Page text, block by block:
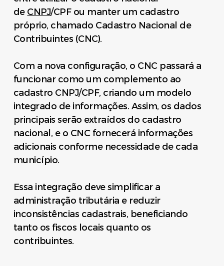
de CNPJ/CPF ou manter um cadastro
próprio, chamado Cadastro Nacional de
Contribuintes (CNC).
Com a nova configuração, o CNC passará a
funcionar como um complemento ao
cadastro CNPJ/CPF, criando um modelo
integrado de informações. Assim, os dados
principais serão extraídos do cadastro
nacional, e o CNC fornecerá informações
adicionais conforme necessidade de cada
município.
Essa integração deve simplificar a
administração tributária e reduzir
inconsistências cadastrais, beneficiando
tanto os fiscos locais quanto os
contribuintes.